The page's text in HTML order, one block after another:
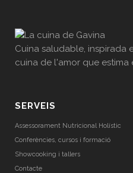
Cuina saludable, inspirada
cuina de l'amor que estima
SERVEIS
Assessorament Nutricional Holístic
Conferències, cursos i formació
Showcooking i tallers
Contacte